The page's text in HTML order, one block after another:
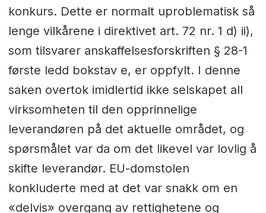
konkurs. Dette er normalt uproblematisk så
lenge vilkårene i direktivet art. 72 nr. 1 d) ii),
som tilsvarer anskaffelsesforskriften § 28-1
første ledd bokstav e, er oppfylt. I denne
saken overtok imidlertid ikke selskapet all
virksomheten til den opprinnelige
leverandøren på det aktuelle området, og
spørsmålet var da om det likevel var lovlig å
skifte leverandør. EU-domstolen
konkluderte med at det var snakk om en
«delvis» overgang av rettighetene og